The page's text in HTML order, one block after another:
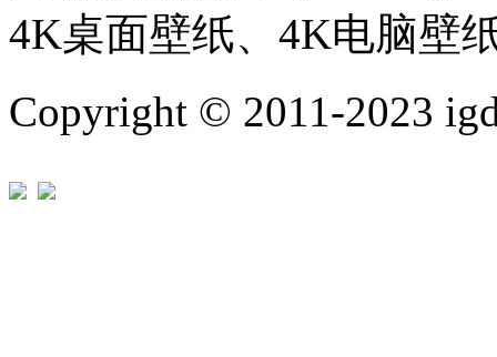
4K桌面壁纸、4K电脑壁
Copyright © 2011-2023